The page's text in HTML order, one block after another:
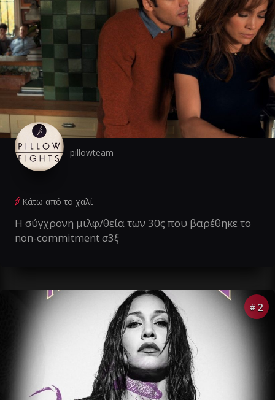
pillowteam
Κάτω από το χαλί
Η σύγχρονη μιλφ/θεία των 30ς που βαρέθηκε το
non-commitment σ3ξ
# 2